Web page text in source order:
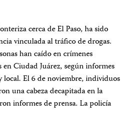
cerca de El Paso, ha sido
vinculada al tráfico de drogas.
han caído en crímenes
en Ciudad Juárez, según informes
local. El 6 de noviembre, individuos
una cabeza decapitada en la
informes de prensa. La policía